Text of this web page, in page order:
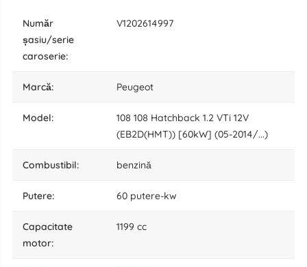
număr
șasiu/serie
caroserie:
V1202614997
marcă: Peugeot
model:
108 108 Hatchback 1.2 VTi 12V
(EB2D(HMT)) [60kW] (05-2014/...)
combustibil: benzină
putere: 60 putere-kw
capacitate
motor:
1199 cc